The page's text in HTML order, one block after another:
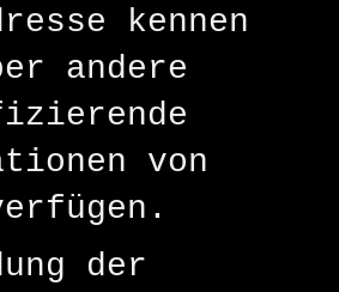
kennen
andere
von
der